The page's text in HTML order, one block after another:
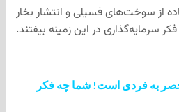
از سوخت‌های فسیلی و انتشار بخار
سرمایه‌گذاری در این زمینه بیفتند.
منحصر به فردی است! شما چه فکر